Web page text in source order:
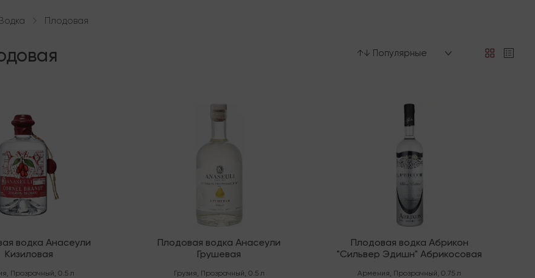
Плодовая
↑↓ Популярные
водка Анасеули
Кизиловая
, Прозрачный, 0.5 л
Плодовая водка Анасеули
Грушевая
Грузия, Прозрачный, 0.5 л
Плодовая водка Абрикон
"Сильвер Эдишн" Абрикосовая
Армения, Прозрачный,0.75 л